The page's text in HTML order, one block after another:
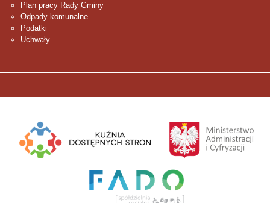
Plan pracy Rady Gminy
Odpady komunalne
Podatki
Uchwały